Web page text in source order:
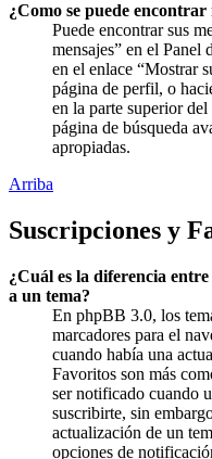
¿Como se puede encontrar
Puede encontrar sus
mensajes” en el
en el enlace “Mostrar
página de perfil, o
en la parte superior
página de búsqueda
apropiadas.
Arriba
Suscripciones y
¿Cuál es la diferencia
a un tema?
En phpBB 3.0, los
marcadores para el
cuando había una
Favoritos son más
ser notificado cuando
suscribirte, sin
actualización de un
opciones de